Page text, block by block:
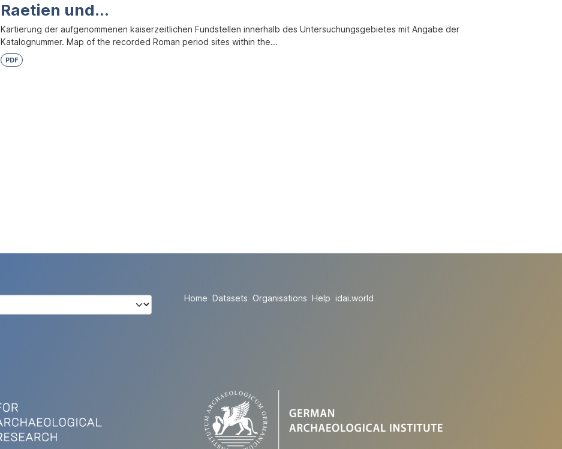
Raetien und...
Kartierung der aufgenommenen kaiserzeitlichen Fundstellen innerhalb des Untersuchungsgebietes mit Angabe der
Katalognummer. Map of the recorded Roman period sites within the...
PDF
Home Datasets Organisations Help idai.world